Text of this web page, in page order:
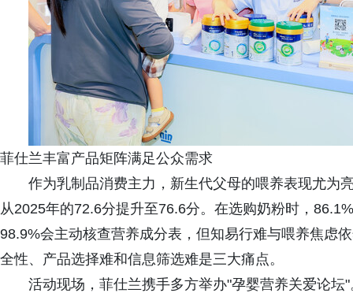
菲仕兰丰富产品矩阵满足公众需求
作为乳制品消费主力，新生代父母的喂养表现尤为
从2025年的72.6分提升至76.6分。在选购奶粉时，
98.9%会主动核查营养成分表，但知易行难与喂养焦虑
全性、产品选择难和信息筛选难是三大痛点。
活动现场，菲仕兰携手多方举办"孕婴营养关爱论